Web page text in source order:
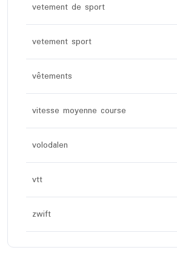
vetement de sport
vetement sport
vêtements
vitesse moyenne course
volodalen
vtt
zwift